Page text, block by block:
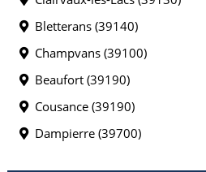
Bletterans (39140)
Champvans (39100)
Beaufort (39190)
Cousance (39190)
Dampierre (39700)